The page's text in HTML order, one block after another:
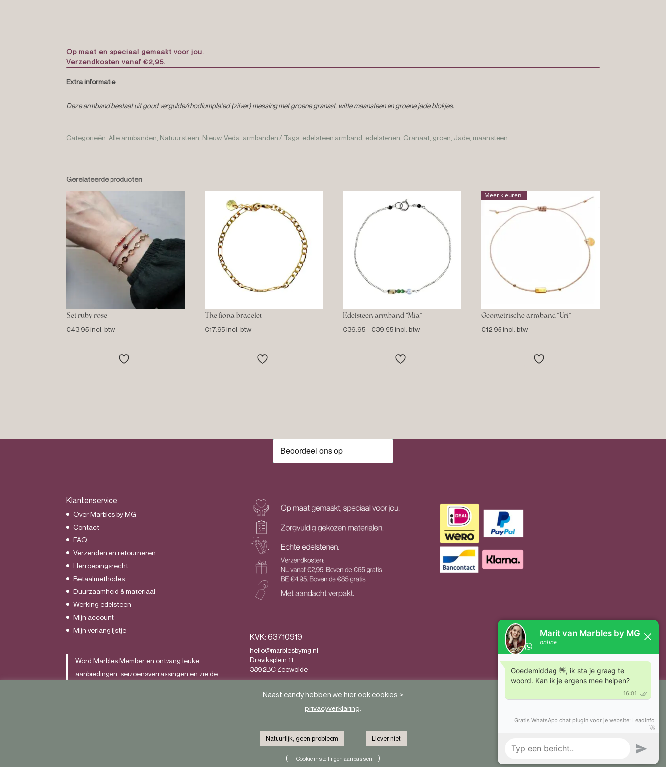
Op maat en speciaal gemaakt voor jou.
Verzendkosten vanaf €2,95.
Extra informatie
Deze armband bestaat uit goud vergulde/rhodiumplated (zilver) messing met groene granaat, witte maansteen en groene jade blokjes.
Categorieën:Alle armbanden Natuursteen Nieuw,Veda. armbanden Tags: edelsteen armband edelstenen Granaat groen Jade maansteen
Gerelateerde producten
Set ruby rose
€43.95 incl. btw
The fiona bracelet
€17.95incl. btw
Edelsteen armband “Mia”
€36.95 - €39.95Prijsklasse:
tot
incl. btw
Meer kleuren
Geometrische armband “Uri”
€12.95incl. btw
Klantenservice
Over Marbles by MG
Contact
FAQ
Verzenden en retourneren
Herroepingsrecht
Betaalmethodes
Duurzaamheid & materiaal
Werking edelsteen
Mijn account
Mijn verlanglijstje
Word Marbles Member en ontvang leuke
aanbiedingen, seizoensverrassingen en zie de
KVK: 63710919
hello@marblesbymg.nl
Draviksplein 11
3892BC Zeewolde
Herroeping van contract
Naast candy hebben we hier ook cookies >
privacyverklaring.
Natuurlijk, geen probleem Liever niet
( Cookie instellingen aanpassen )